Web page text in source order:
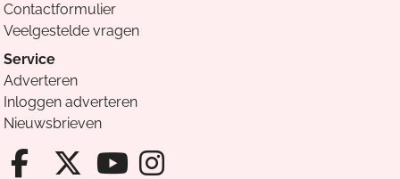
Contactformulier
Veelgestelde vragen
Service
Adverteren
Inloggen adverteren
Nieuwsbrieven
Facebook van Cvandaag
X van Cvandaag
Instagram van